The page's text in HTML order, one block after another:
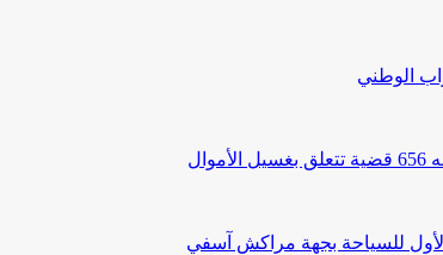
الوطني
للسياحة بجهة مراكش آسفي